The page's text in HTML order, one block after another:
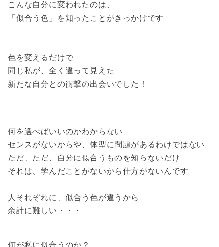
こんな自分に変われたのは、
「似合う色」を知ったことがきっかけです
色を変えるだけで
同じ私が、全く違って見えた
新たな自分との衝撃の出会いでした！
何を選べばいいのかわからない
センスがないからや、 体型に問題があるわけではない
ただ、ただ、自分に似合うものを知らないだけ
それは、学んだことがないから仕方がないんです
人それぞれに、似合う色が違うから
余計に難しい・・・
何が私に似合うのか？